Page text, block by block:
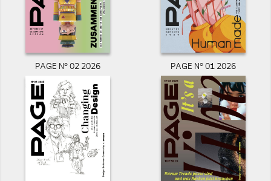
PAGE N° 02 2026 PAGE N° 01 2026